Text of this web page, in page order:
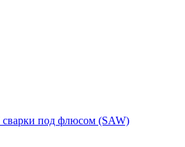
сварки под флюсом (SAW)